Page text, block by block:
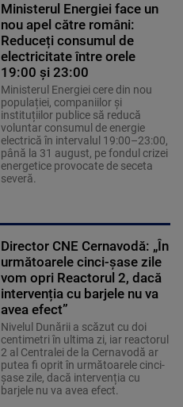
Ministerul Energiei face un
nou apel către români:
Reduceți consumul de
electricitate între orele
19:00 și 23:00
Ministerul Energiei cere din nou
populației, companiilor și
instituțiilor publice să reducă
voluntar consumul de energie
electrică în intervalul 19:00–23:00,
până la 31 august, pe fondul crizei
energetice provocate de seceta
severă.
Director CNE Cernavodă: „În
următoarele cinci-șase zile
vom opri Reactorul 2, dacă
intervenția cu barjele nu va
avea efect”
Nivelul Dunării a scăzut cu doi
centimetri în ultima zi, iar reactorul
2 al Centralei de la Cernavodă ar
putea fi oprit în următoarele cinci-
șase zile, dacă intervenția cu
barjele nu va avea efect.